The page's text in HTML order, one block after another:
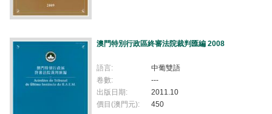
澳門特別行政區終審法院裁判匯編 2008
語言:
中葡雙語
卷數:
---
出版日期:
2011.10
價目(澳門元):
450